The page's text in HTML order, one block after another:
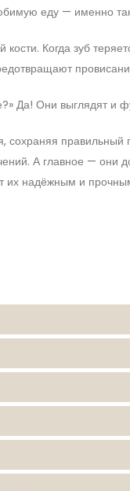
еду — именно
Когда зуб
Да! Они выглядят и
А главное — они
их надёжным и